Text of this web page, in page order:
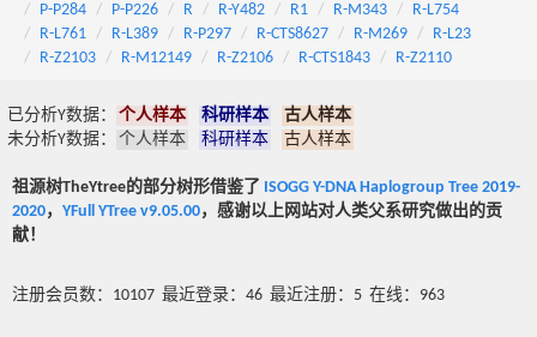
P-P284
P-P226 R R-Y482 R1 R-M343
R-L754
R-L761
R-L389 R-P297 R-CTS8627 R-M269
R-L23
R-Z2103
R-M12149 R-Z2106 R-CTS1843 R-Z2110
已分析Y数据： 个人样本 科研样本
古人样本
未分析Y数据：
个人样本 科研样本 古人样本
祖源树TheYtree的部分树形借鉴了 ISOGG Y-DNA Haplogroup Tree 2019-
2020， YFull YTree v9.05.00，感谢以上网站对人类父系研究做出的贡
献！
注册会员数：10107 最近登录：46 最近注册：5 在线：963